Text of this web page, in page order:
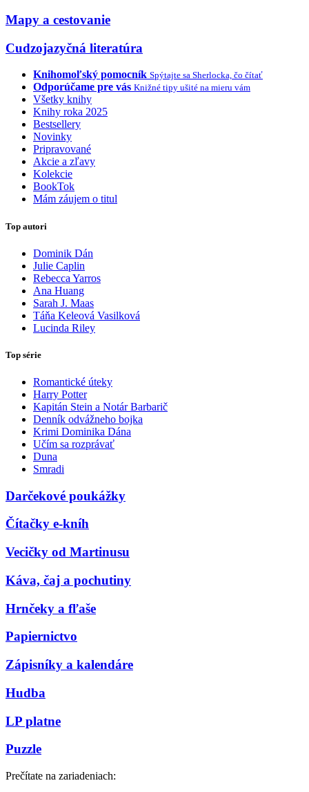
Mapy a cestovanie
Cudzojazyčná literatúra
Knihomoľský pomocník Spýtajte sa Sherlocka, čo čítať
Odporúčame pre vás Knižné tipy ušité na mieru vám
Všetky knihy
Knihy roka 2025
Bestsellery
Novinky
Pripravované
Akcie a zľavy
Kolekcie
BookTok
Mám záujem o titul
Top autori
Dominik Dán
Julie Caplin
Rebecca Yarros
Ana Huang
Sarah J. Maas
Táňa Keleová Vasilková
Lucinda Riley
Top série
Romantické úteky
Harry Potter
Kapitán Stein a Notár Barbarič
Denník odvážneho bojka
Krimi Dominika Dána
Učím sa rozprávať
Duna
Smradi
Darčekové poukážky
Čítačky e-kníh
Vecičky od Martinusu
Káva, čaj a pochutiny
Hrnčeky a fľaše
Papiernictvo
Zápisníky a kalendáre
Hudba
LP platne
Puzzle
Prečítate na zariadeniach: